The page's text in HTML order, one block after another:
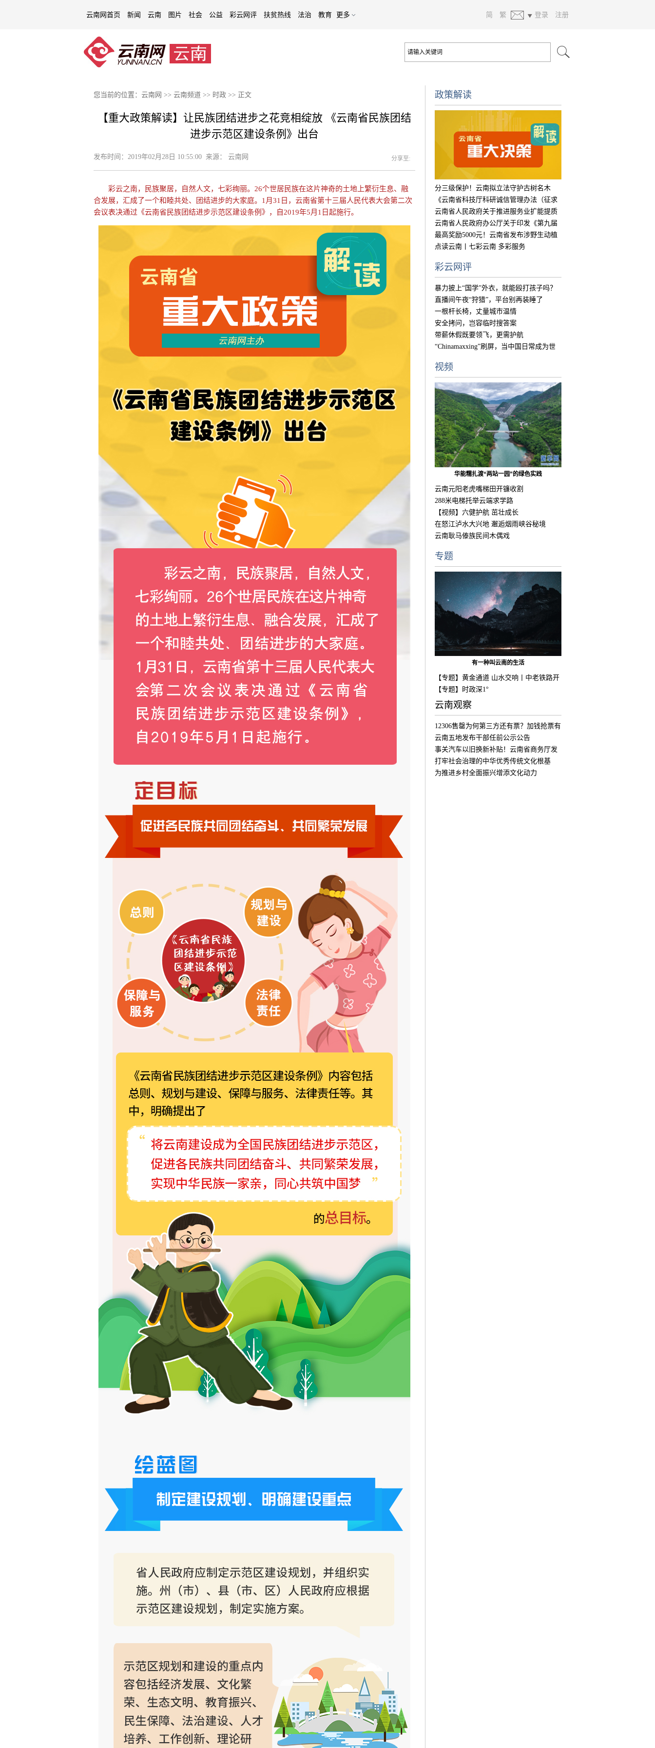
云南网首页 新闻 云南 图片 社会 公益 彩云网评 扶贫热线 法治 教育 更多 简 繁 登录 注册
您当前的位置： 云南网 >> 云南频道 >> 时政 >> 正文
【重大政策解读】让民族团结进步之花竞相绽放 《云南省民族团结
进步示范区建设条例》出台
发布时间： 2019年02月28日 10:55:00 来源： 云南网 分享至:
彩云之南，民族聚居，自然人文，七彩绚丽。26个世居民族在这片神奇的土地上繁衍生息、融
合发展，汇成了一个和睦共处、团结进步的大家庭。1月31日，云南省第十三届人民代表大会第二次
会议表决通过《云南省民族团结进步示范区建设条例》，自2019年5月1日起施行。
政策解读
分三级保护！云南拟立法守护古树名木
《云南省科技厅科研诚信管理办法（征求
意见
云南省人民政府关于推进服务业扩能提质
的实
云南省人民政府办公厅关于印发《第九届
中国
最高奖励5000元！云南省发布涉野生动植
物违
点读云南丨七彩云南 多彩服务
彩云网评
暴力披上“国学”外衣，就能殴打孩子吗？
直播间午夜“狩猎”，平台别再装睡了
一根杆长椅，丈量城市温情
安全拷问，岂容临时搜答案
带薪休假既要领飞，更需护航
“Chinamaxxing”刷屏，当中国日常成为世
视频
华能糯扎渡“两站一园”的绿色实践
云南元阳老虎嘴梯田开镰收割
288米电梯托举云端求学路
【视频】六健护航 茁壮成长
在怒江泸水大兴地 邂逅烟雨峡谷秘境
云南耿马傣族民间木偶戏
专题
有一种叫云南的生活
【专题】黄金通道 山水交响丨中老铁路开
通
【专题】时政深1°
云南观察
12306售罄为何第三方还有票？加钱抢票有
用
云南五地发布干部任前公示公告
事关汽车以旧换新补贴！云南省商务厅发
布公
打牢社会治理的中华优秀传统文化根基
为推进乡村全面振兴增添文化动力